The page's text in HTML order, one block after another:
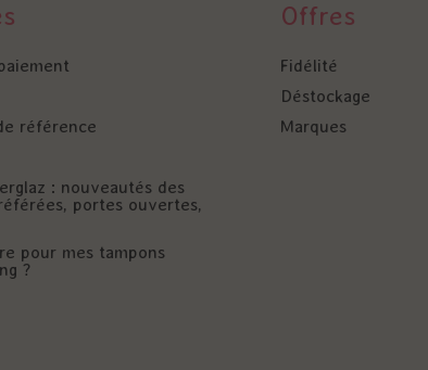
référence
: nouveautés des
portes ouvertes,
pour mes tampons
?
Offres
Fidélité
Déstockage
Marques